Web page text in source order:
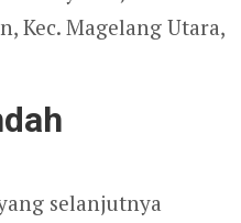
Kec. Magelang Utara,
selanjutnya